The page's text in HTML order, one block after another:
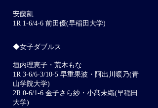
安藤凱
1R 1-6/4-6 前田優(早稲田大学)
◆女子ダブルス
垣内理恵子・荒木もな
1R 3-6/6-3/10-5 早重果波・阿出川暖乃(青
山学院大学)
2R 0-6/1-6 金子さら紗・小髙未織(早稲田
大学)